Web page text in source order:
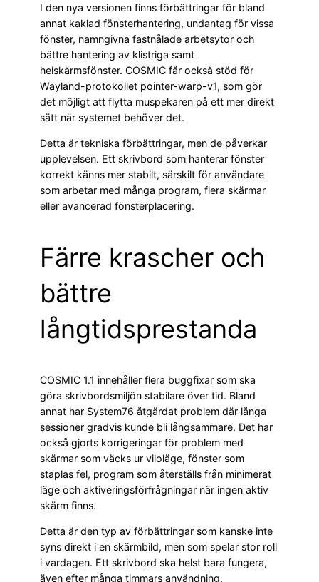
I den nya versionen finns förbättringar för bland
annat kaklad fönsterhantering, undantag för vissa
fönster, namngivna fastnålade arbetsytor och
bättre hantering av klistriga samt
helskärmsfönster. COSMIC får också stöd för
Wayland-protokollet pointer-warp-v1, som gör
det möjligt att flytta muspekaren på ett mer direkt
sätt när systemet behöver det.
Detta är tekniska förbättringar, men de påverkar
upplevelsen. Ett skrivbord som hanterar fönster
korrekt känns mer stabilt, särskilt för användare
som arbetar med många program, flera skärmar
eller avancerad fönsterplacering.
Färre krascher och
bättre
långtidsprestanda
COSMIC 1.1 innehåller flera buggfixar som ska
göra skrivbordsmiljön stabilare över tid. Bland
annat har System76 åtgärdat problem där långa
sessioner gradvis kunde bli långsammare. Det har
också gjorts korrigeringar för problem med
skärmar som väcks ur viloläge, fönster som
staplas fel, program som återställs från minimerat
läge och aktiveringsförfrågningar när ingen aktiv
skärm finns.
Detta är den typ av förbättringar som kanske inte
syns direkt i en skärmbild, men som spelar stor roll
i vardagen. Ett skrivbord ska helst bara fungera,
även efter många timmars användning.